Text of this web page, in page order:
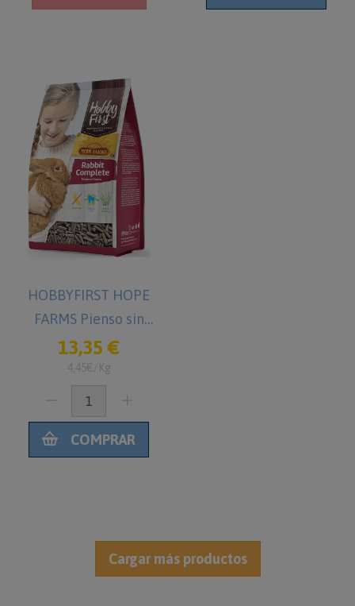
HOBBYFIRST HOPE
FARMS Pienso sin
cereales para Conejos 3
kg
13,35 €
4,45€/Kg
COMPRAR